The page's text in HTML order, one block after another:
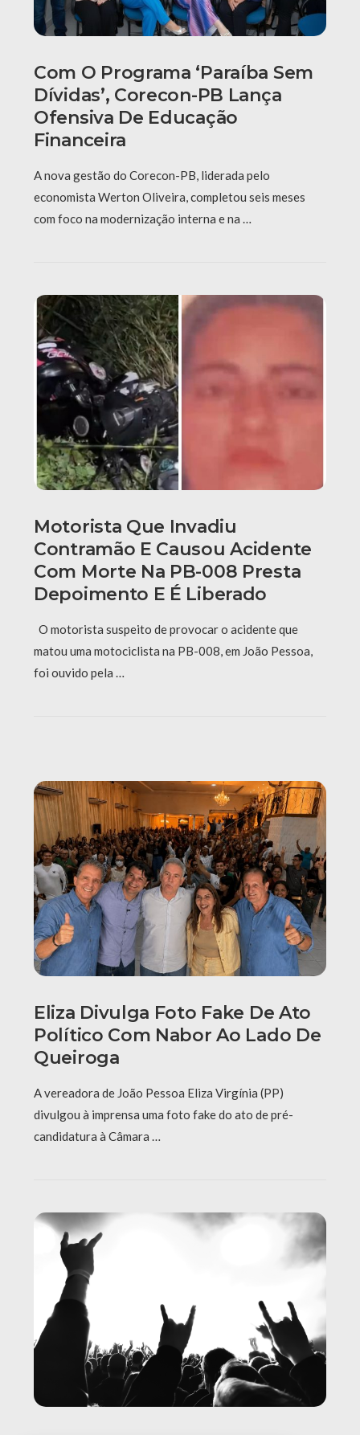
Com O Programa ‘Paraíba Sem
Dívidas’, Corecon-PB Lança
Ofensiva De Educação
Financeira
A nova gestão do Corecon-PB, liderada pelo
economista Werton Oliveira, completou seis meses
com foco na modernização interna e na …
Motorista Que Invadiu
Contramão E Causou Acidente
Com Morte Na PB-008 Presta
Depoimento E É Liberado
O motorista suspeito de provocar o acidente que
matou uma motociclista na PB-008, em João Pessoa,
foi ouvido pela …
Eliza Divulga Foto Fake De Ato
Político Com Nabor Ao Lado De
Queiroga
A vereadora de João Pessoa Eliza Virgínia (PP)
divulgou à imprensa uma foto fake do ato de pré-
candidatura à Câmara …